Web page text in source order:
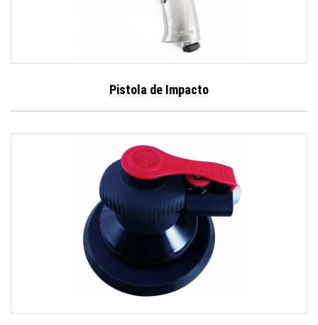
Pistola de Impacto